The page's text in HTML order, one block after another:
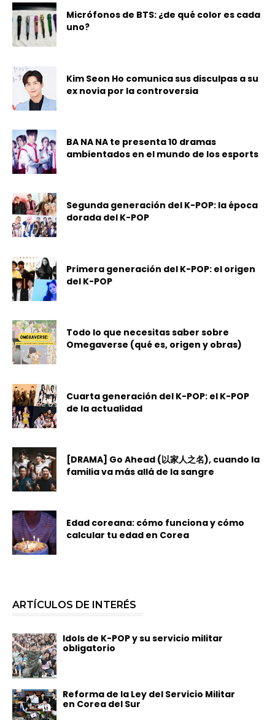
Micrófonos de BTS: ¿de qué color es cada
uno?
Kim Seon Ho comunica sus disculpas a su
ex novia por la controversia
BA NA NA te presenta 10 dramas
ambientados en el mundo de los esports
Segunda generación del K-POP: la época
dorada del K-POP
Primera generación del K-POP: el origen
del K-POP
Todo lo que necesitas saber sobre
Omegaverse (qué es, origen y obras)
Cuarta generación del K-POP: el K-POP
de la actualidad
[DRAMA] Go Ahead (以家人之名), cuando la
familia va más allá de la sangre
Edad coreana: cómo funciona y cómo
calcular tu edad en Corea
ARTÍCULOS DE INTERÉS
Idols de K-POP y su servicio militar
obligatorio
Reforma de la Ley del Servicio Militar
en Corea del Sur